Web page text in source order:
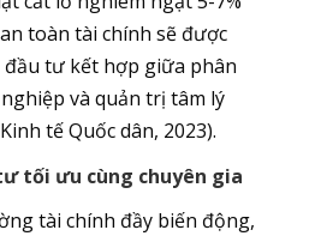
toàn tài chính sẽ được
đầu tư kết hợp giữa phân
và quản trị tâm lý
tế Quốc dân, 2023).
tối ưu cùng chuyên gia
tài chính đầy biến động,